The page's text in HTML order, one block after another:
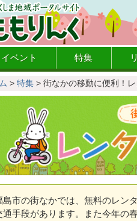
イベント 特集
>特集 >街なかの移動に便利！
市の街なかでは、無料のレン
通手段があります。また今年の